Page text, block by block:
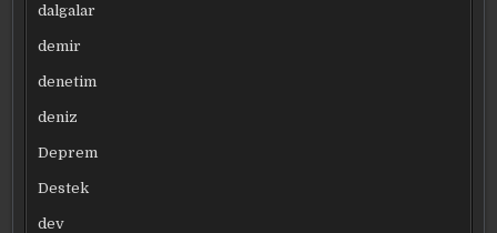
dalgalar
demir
denetim
deniz
Deprem
Destek
dev